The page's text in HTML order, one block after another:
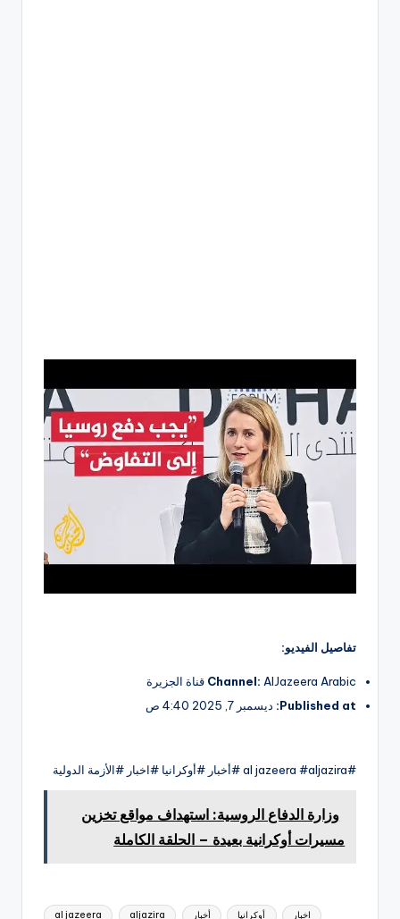
تفاصيل الفيديو:
Channel: AlJazeera Arabic قناة الجزيرة
Published at: ديسمبر 7, 2025 4:40 ص
#al jazeera #aljazira #أخبار #أوكرانيا #اخبار #الأزمة الدولية
وزارة الدفاع الروسية: استهداف مواقع تخزين
مسيرات أوكرانية بعيدة – الحلقة الكاملة
العلامات: al jazeera aljazira أخبار أوكرانيا اخبار